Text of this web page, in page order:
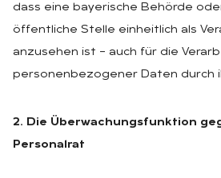
dass eine bayerische Behörde
öffentliche Stelle einheitlich als
anzusehen ist – auch für die
personenbezogener Daten durch
2. Die Überwachungsfunktion
Personalrat